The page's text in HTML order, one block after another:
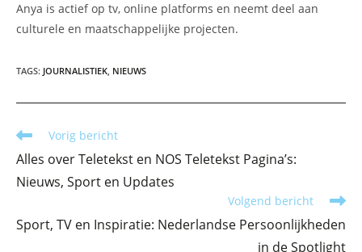
Anya is actief op tv, online platforms en neemt deel aan
culturele en maatschappelijke projecten.
TAGS: JOURNALISTIEK, NIEUWS
Lees
meer
artikelen
Vorig bericht
Alles over Teletekst en NOS Teletekst Pagina’s:
Nieuws, Sport en Updates
Volgend bericht
Sport, TV en Inspiratie: Nederlandse Persoonlijkheden
in de Spotlight